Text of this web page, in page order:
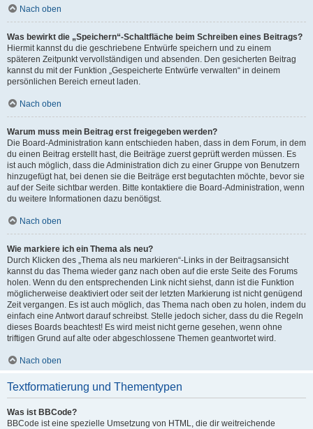
Nach oben
Was bewirkt die „Speichern“-Schaltfläche beim Schreiben eines Beitrags?
Hiermit kannst du die geschriebene Entwürfe speichern und zu einem
späteren Zeitpunkt vervollständigen und absenden. Den gesicherten Beitrag
kannst du mit der Funktion „Gespeicherte Entwürfe verwalten“ in deinem
persönlichen Bereich erneut laden.
Nach oben
Warum muss mein Beitrag erst freigegeben werden?
Die Board-Administration kann entschieden haben, dass in dem Forum, in dem
du einen Beitrag erstellt hast, die Beiträge zuerst geprüft werden müssen. Es
ist auch möglich, dass die Administration dich zu einer Gruppe von Benutzern
hinzugefügt hat, bei denen sie die Beiträge erst begutachten möchte, bevor sie
auf der Seite sichtbar werden. Bitte kontaktiere die Board-Administration, wenn
du weitere Informationen dazu benötigst.
Nach oben
Wie markiere ich ein Thema als neu?
Durch Klicken des „Thema als neu markieren“-Links in der Beitragsansicht
kannst du das Thema wieder ganz nach oben auf die erste Seite des Forums
holen. Wenn du den entsprechenden Link nicht siehst, dann ist die Funktion
möglicherweise deaktiviert oder seit der letzten Markierung ist nicht genügend
Zeit vergangen. Es ist auch möglich, das Thema nach oben zu holen, indem du
einfach eine Antwort darauf schreibst. Stelle jedoch sicher, dass du die Regeln
dieses Boards beachtest! Es wird meist nicht gerne gesehen, wenn ohne
triftigen Grund auf alte oder abgeschlossene Themen geantwortet wird.
Nach oben
Textformatierung und Thementypen
Was ist BBCode?
BBCode ist eine spezielle Umsetzung von HTML, die dir weitreichende